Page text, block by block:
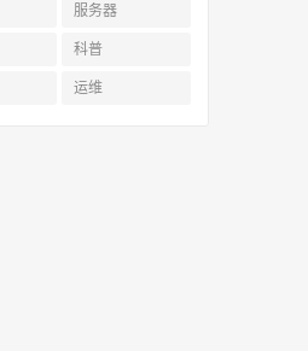
服务器
科普
运维